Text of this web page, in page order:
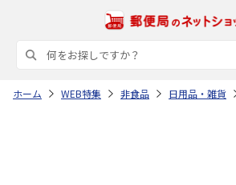
ホーム WEB特集 非食品 日用品・雑貨